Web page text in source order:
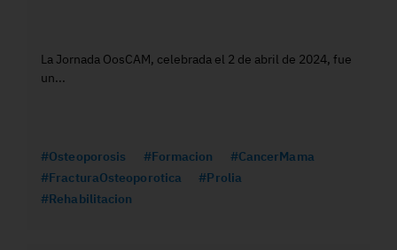
La Jornada OosCAM, celebrada el 2 de abril de 2024, fue
un...
#Osteoporosis #Formacion
#CancerMama
#FracturaOsteoporotica
#Prolia
#Rehabilitacion